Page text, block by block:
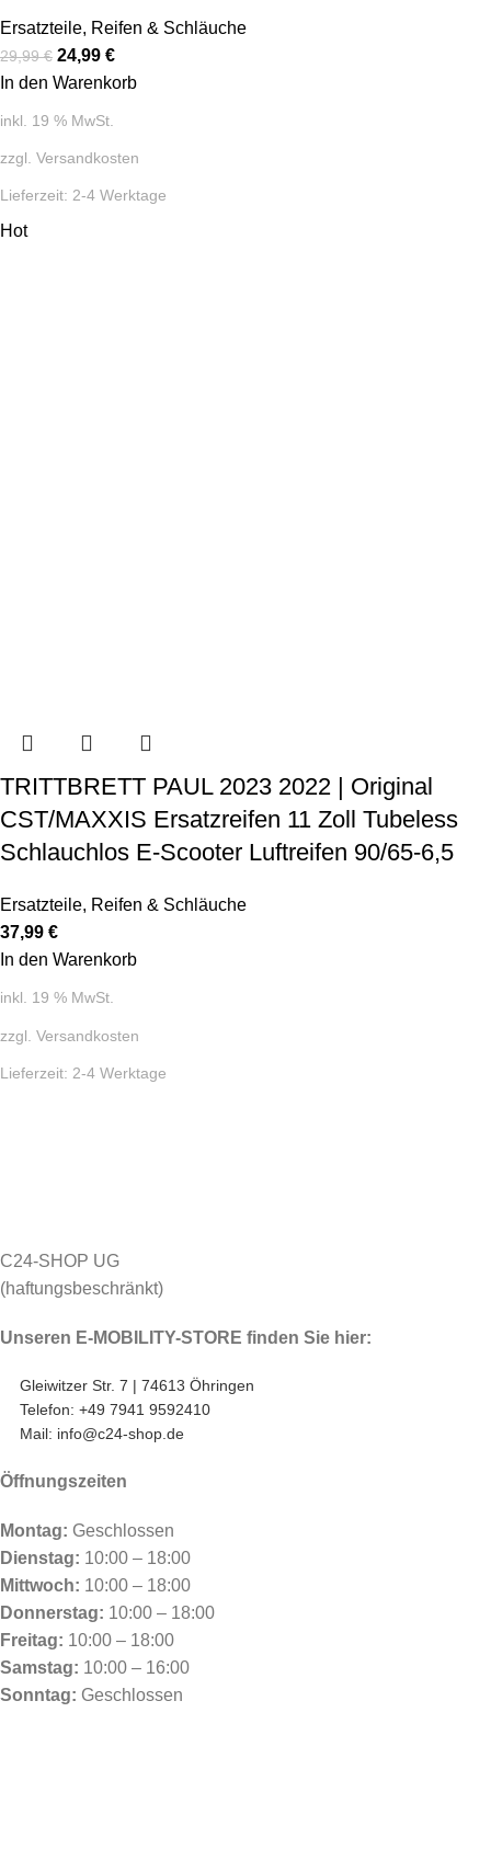
Ersatzteile, Reifen & Schläuche
29,99€ 24,99 €
In den Warenkorb
inkl. 19 % MwSt.
zzgl. Versandkosten
Lieferzeit: 2-4 Werktage
Hot
TRITTBRETT PAUL 2023 2022 | Original
CST/MAXXIS Ersatzreifen 11 Zoll Tubeless
Schlauchlos E-Scooter Luftreifen 90/65-6,5
Ersatzteile, Reifen & Schläuche
37,99 €
In den Warenkorb
inkl. 19 % MwSt.
zzgl. Versandkosten
Lieferzeit: 2-4 Werktage
C24-SHOP UG
(haftungsbeschränkt)
Unseren E-MOBILITY-STORE finden Sie hier:
Gleiwitzer Str. 7 | 74613 Öhringen
Telefon: +49 7941 9592410
Mail: info@c24-shop.de
Öffnungszeiten
Montag: Geschlossen
Dienstag: 10:00 – 18:00
Mittwoch: 10:00 – 18:00
Donnerstag: 10:00 – 18:00
Freitag: 10:00 – 18:00
Samstag: 10:00 – 16:00
Sonntag: Geschlossen